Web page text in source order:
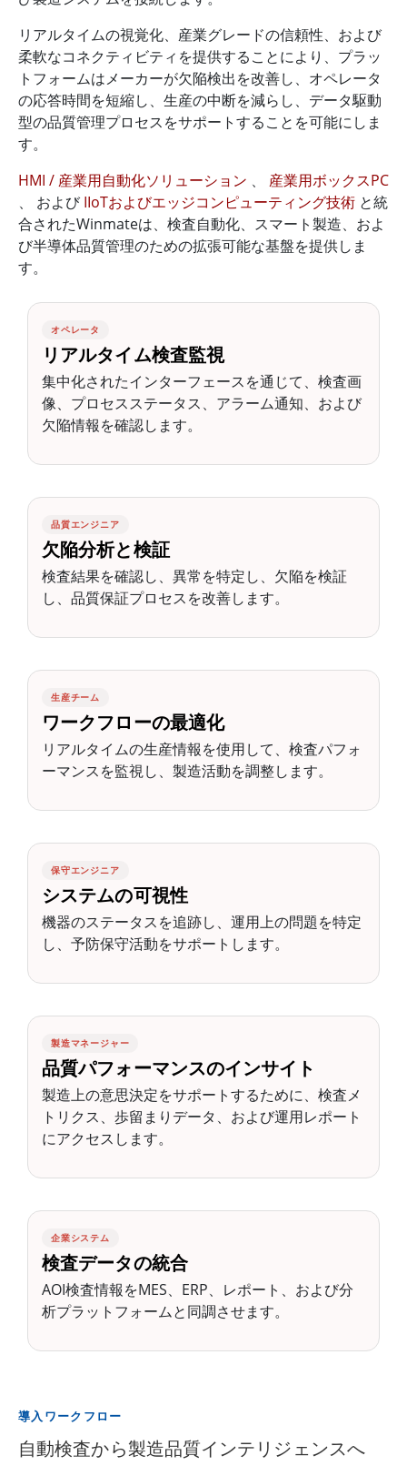
リアルタイムの視覚化、産業グレードの信頼性、および
柔軟なコネクティビティを提供することにより、プラッ
トフォームはメーカーが欠陥検出を改善し、オペレータ
の応答時間を短縮し、生産の中断を減らし、データ駆動
型の品質管理プロセスをサポートすることを可能にしま
す。
HMI / 産業用自動化ソリューション 、 産業用ボックスPC
、 およびIIoTおよびエッジコンピューティング技術 と統
合されたWinmateは、検査自動化、スマート製造、およ
び半導体品質管理のための拡張可能な基盤を提供しま
す。
オペレータ
リアルタイム検査監視
集中化されたインターフェースを通じて、検査画
像、プロセスステータス、アラーム通知、および
欠陥情報を確認します。
品質エンジニア
欠陥分析と検証
検査結果を確認し、異常を特定し、欠陥を検証
し、品質保証プロセスを改善します。
生産チーム
ワークフローの最適化
リアルタイムの生産情報を使用して、検査パフォ
ーマンスを監視し、製造活動を調整します。
保守エンジニア
システムの可視性
機器のステータスを追跡し、運用上の問題を特定
し、予防保守活動をサポートします。
製造マネージャー
品質パフォーマンスのインサイト
製造上の意思決定をサポートするために、検査メ
トリクス、歩留まりデータ、および運用レポート
にアクセスします。
企業システム
検査データの統合
AOI検査情報をMES、ERP、レポート、および分
析プラットフォームと同調させます。
導入ワークフロー
自動検査から製造品質インテリジェンスへ